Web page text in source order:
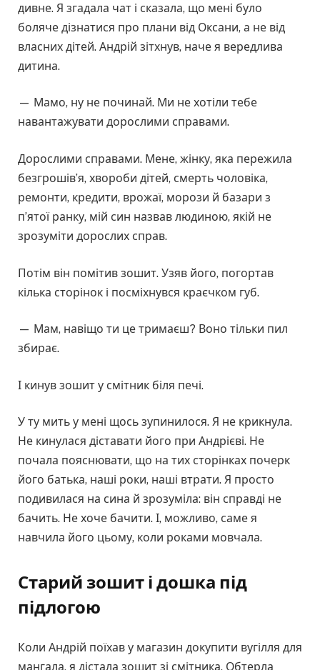
дивне. Я згадала чат і сказала, що мені було
боляче дізнатися про плани від Оксани, а не від
власних дітей. Андрій зітхнув, наче я вередлива
дитина.
— Мамо, ну не починай. Ми не хотіли тебе
навантажувати дорослими справами.
Дорослими справами. Мене, жінку, яка пережила
безгрошів’я, хвороби дітей, смерть чоловіка,
ремонти, кредити, врожаї, морози й базари з
п’ятої ранку, мій син назвав людиною, якій не
зрозуміти дорослих справ.
Потім він помітив зошит. Узяв його, погортав
кілька сторінок і посміхнувся краєчком губ.
— Мам, навіщо ти це тримаєш? Воно тільки пил
збирає.
І кинув зошит у смітник біля печі.
У ту мить у мені щось зупинилося. Я не крикнула.
Не кинулася діставати його при Андрієві. Не
почала пояснювати, що на тих сторінках почерк
його батька, наші роки, наші втрати. Я просто
подивилася на сина й зрозуміла: він справді не
бачить. Не хоче бачити. І, можливо, саме я
навчила його цьому, коли роками мовчала.
Старий зошит і дошка під
підлогою
Коли Андрій поїхав у магазин докупити вугілля для
мангала, я дістала зошит зі смітника. Обтерла